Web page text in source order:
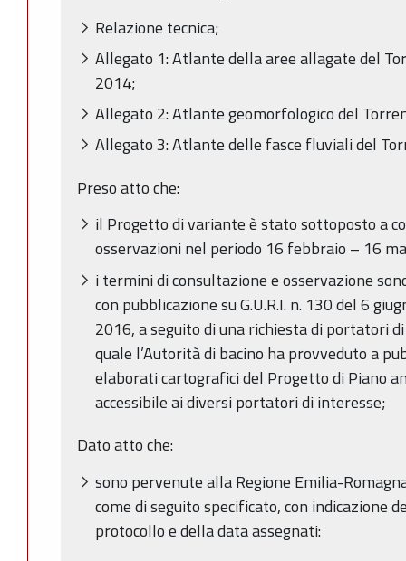
Relazione tecnica;
Allegato 1: Atlante della aree allagate del
2014;
Allegato 2: Atlante geomorfologico del
Allegato 3: Atlante delle fasce fluviali del
Preso atto che:
il Progetto di variante è stato sottoposto a
osservazioni nel periodo 16 febbraio – 16
i termini di consultazione e osservazione
con pubblicazione su G.U.R.I. n. 130 del 6
2016, a seguito di una richiesta di portatori
quale l’Autorità di bacino ha provveduto a
elaborati cartografici del Progetto di Piano
accessibile ai diversi portatori di interesse;
Dato atto che:
sono pervenute alla Regione Emilia-
come di seguito specificato, con indicazione
protocollo e della data assegnati: